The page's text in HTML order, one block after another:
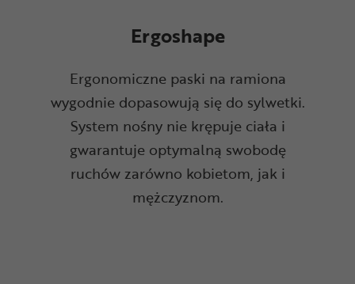
Ergoshape
Ergonomiczne paski na ramiona
wygodnie dopasowują się do sylwetki.
System nośny nie krępuje ciała i
gwarantuje optymalną swobodę
ruchów zarówno kobietom, jak i
mężczyznom.